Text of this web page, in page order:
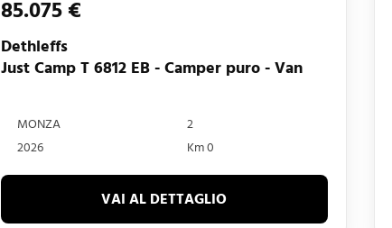
85.075 €
Dethleffs
Just Camp T 6812 EB - Camper puro - Van
MONZA
2
2026
Km 0
VAI AL DETTAGLIO